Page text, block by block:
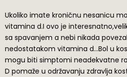
Ukoliko imate kroničnu nesanicu
vitamina d.I ovo je
sa spavanjem a nebi nikada
nedostatakom vitamina d…Bol u
mogu biti simptomi neadekvatne
D pomaže u održavanju zdravlja